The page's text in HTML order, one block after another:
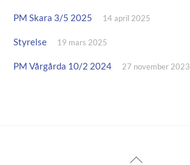
PM Skara 3/5 2025 14 april 2025
Styrelse 19 mars 2025
PM Vårgårda 10/2 2024 27 november 2023
Back